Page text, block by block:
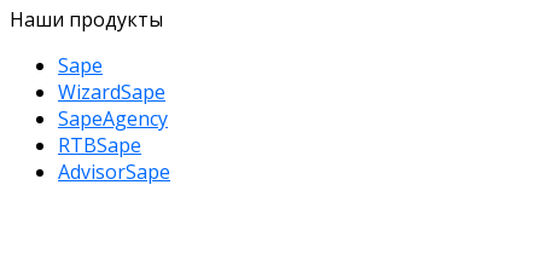
Наши продукты
Sape
WizardSape
SapeAgency
RTBSape
AdvisorSape